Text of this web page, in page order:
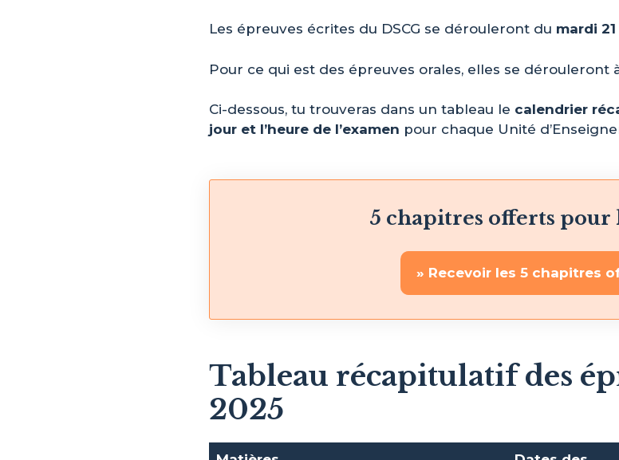
Les épreuves écrites du DSCG se dérouleront du mardi
Pour ce qui est des épreuves orales, elles se dérouleront
Ci-dessous, tu trouveras dans un tableau le calendrier
jour et l’heure de l’examen pour chaque Unité
5 chapitres offerts pour
» Recevoir les 5 chapitres
Tableau récapitulatif des
2025